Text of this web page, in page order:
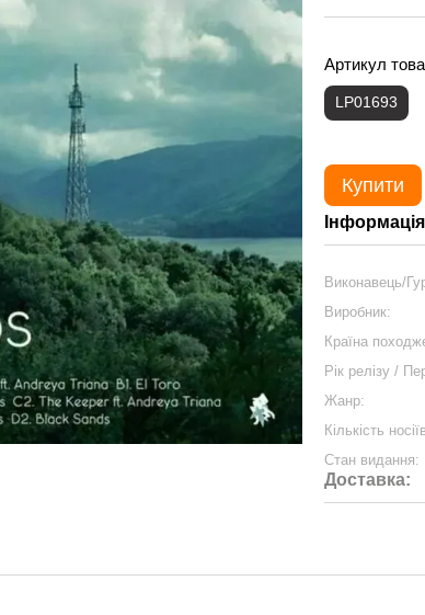
Артикул
LP01693
Купити
Виконавець/
Виробник:
Країна
Рік релізу /
Жанр:
Кількість
Стан видання:
Доставка: